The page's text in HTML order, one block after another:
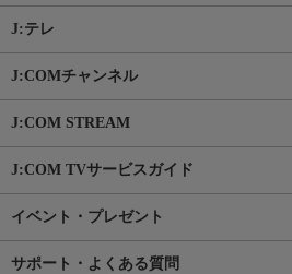
J:テレ
J:COMチャンネル
J:COM STREAM
J:COM TVサービスガイド
イベント・プレゼント
サポート・よくある質問